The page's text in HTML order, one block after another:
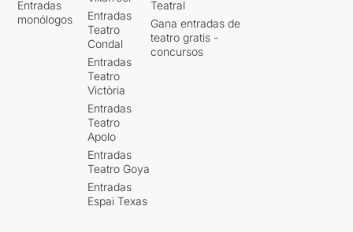
Entradas
monólogos
Entradas
Teatro
Condal
Entradas
Teatro
Victòria
Entradas
Teatro
Apolo
Entradas
Teatro Goya
Entradas
Espai Texas
Teatral
Gana entradas de
teatro gratis -
concursos